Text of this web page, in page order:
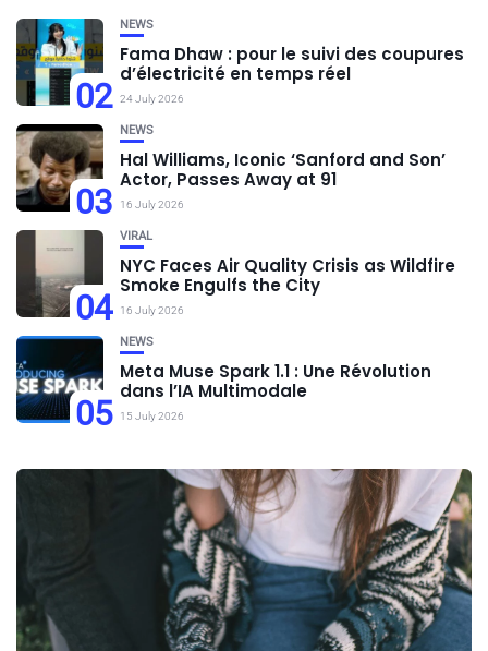
02
NEWS
Fama Dhaw : pour le suivi des coupures
d’électricité en temps réel
24 July 2026
03
NEWS
Hal Williams, Iconic ‘Sanford and Son’
Actor, Passes Away at 91
16 July 2026
04
VIRAL
NYC Faces Air Quality Crisis as Wildfire
Smoke Engulfs the City
16 July 2026
05
NEWS
Meta Muse Spark 1.1 : Une Révolution
dans l’IA Multimodale
15 July 2026